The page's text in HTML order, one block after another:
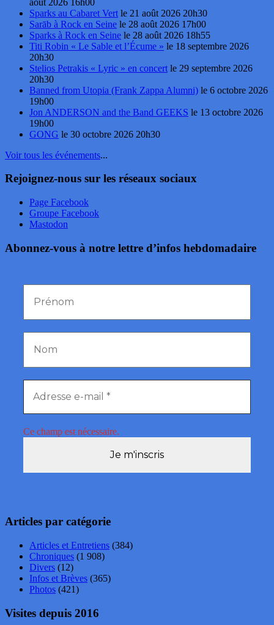
Sparks au Cabaret Vert le 21 août 2026 20h30
Sarāb à Rock en Seine le 28 août 2026 17h00
Sparks à Rock en Seine le 28 août 2026 18h55
Titi Robin « Le Sable et l’Écume » le 18 septembre 2026
20h30
Stelios Petrakis « Lyric » en concert le 29 septembre 2026
20h30
Banned from Utopia (Frank Zappa Alumni) le 6 octobre 2026
19h00
Jon ANDERSON and the Band GEEKS le 13 octobre 2026
19h00
GONG le 30 octobre 2026 20h30
Voir tous les événements...
Rejoignez-nous sur les réseaux sociaux
Page Facebook
Groupe Facebook
Mastodon
Abonnez-vous à notre lettre d’infos hebdomadaire
Ce champ est nécessaire.
Articles par catégorie
Articles et Entretiens (384)
Chroniques (1 908)
Divers (12)
Infos et Brèves (365)
Photos (421)
Visites depuis 2016